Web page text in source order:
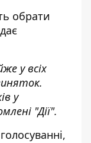
обрати
у всіх
у
"Дії".